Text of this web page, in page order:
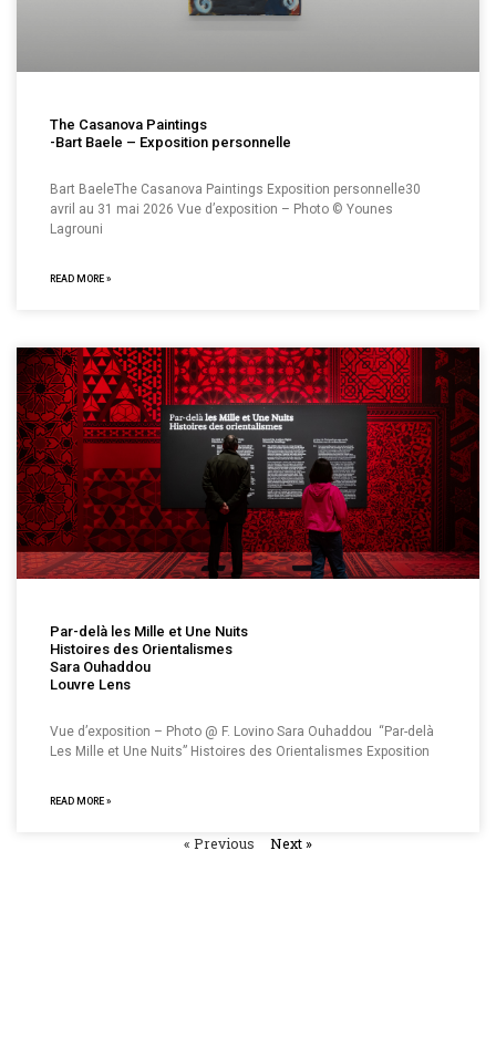
The Casanova Paintings
-Bart Baele – Exposition personnelle
Bart BaeleThe Casanova Paintings Exposition personnelle30
avril au 31 mai 2026 Vue d’exposition – Photo © Younes
Lagrouni
READ MORE »
Par-delà les Mille et Une Nuits
Histoires des Orientalismes
Sara Ouhaddou
Louvre Lens
Vue d’exposition – Photo @ F. Lovino Sara Ouhaddou “Par-delà
Les Mille et Une Nuits” Histoires des Orientalismes Exposition
READ MORE »
« Previous Next »